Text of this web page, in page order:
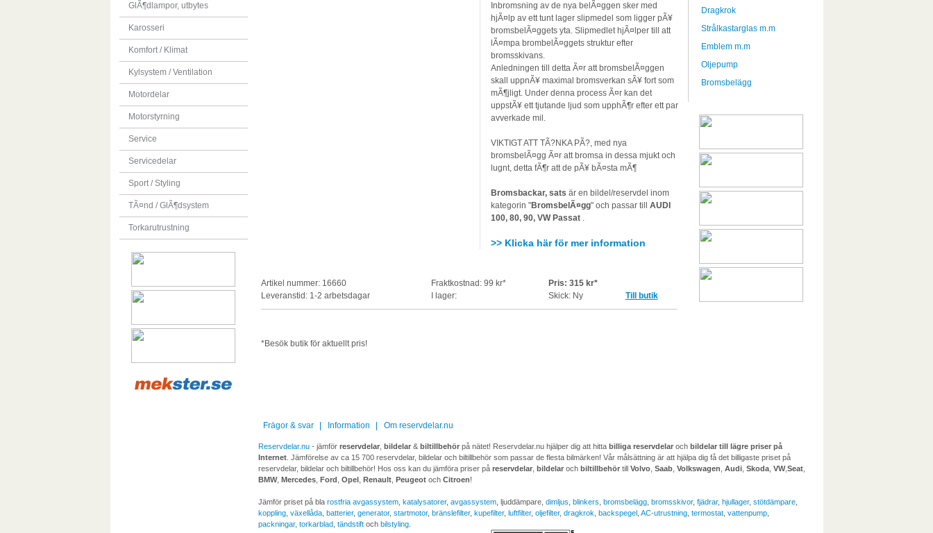
GlÃ¶dlampor, utbytes
Karosseri
Komfort / Klimat
Kylsystem / Ventilation
Motordelar
Motorstyrning
Service
Servicedelar
Sport / Styling
TÃ¤nd / GlÃ¶dsystem
Torkarutrustning
Inbromsning av de nya belÃ¤ggen sker med
hjÃ¤lp av ett tunt lager slipmedel som ligger pÃ¥
bromsbelÃ¤ggets yta. Slipmedlet hjÃ¤lper till att
lÃ¤mpa brombelÃ¤ggets struktur efter
bromsskivans.
Anledningen till detta Ã¤r att bromsbelÃ¤ggen
skall uppnÃ¥ maximal bromsverkan sÃ¥ fort som
mÃ¶jligt. Under denna process Ã¤r kan det
uppstÃ¥ ett tjutande ljud som upphÃ¶r efter ett par
avverkade mil.
VIKTIGT ATT TÃ?NKA PÃ?, med nya
bromsbelÃ¤gg Ã¤r att bromsa in dessa mjukt och
lugnt, detta fÃ¶r att de pÃ¥ bÃ¤sta mÃ¶
Bromsbackar, sats är en bildel/reservdel inom
kategorin "BromsbelÃ¤gg" och passar till AUDI
100, 80, 90, VW Passat .
>> Klicka här för mer information
Artikel nummer: 16660
Leveranstid: 1-2 arbetsdagar
Fraktkostnad: 99 kr*
I lager:
Pris: 315 kr*
Skick: Ny
Till butik
*Besök butik för aktuellt pris!
Dragkrok
Strålkastarglas m.m
Emblem m.m
Oljepump
Bromsbelägg
Frågor & svar Information Om reservdelar.nu
Reservdelar.nu- jämför reservdelar, bildelar& biltillbehörpå nätet! Reservdelar.nu hjälper dig att hitta billiga reservdelaroch bildelar till lägre priser på
Internet. Jämförelse av ca 15 700 reservdelar, bildelar och biltillbehör som passar de flesta bilmärken! Vår målsättning är att hjälpa dig få det billigaste priset på
reservdelar, bildelar och biltillbehör! Hos oss kan du jämföra priser på reservdelar, bildelaroch biltillbehörtill Volvo, Saab, Volkswagen Audi, Skoda, VW,Seat,
BMW, Mercedes, Ford Opel, Renault, Peugeotoch Citroen!
Jämför priset på bla rostfria avgassystem, katalysatorer, avgassystem, ljuddämpare, dimljus blinkers bromsbelägg, bromsskivor, fjädrar, hjullager, stötdämpare,
koppling, växellåda, batterier, generator, startmotor, bränslefilter, kupefilter, luftfilter, oljefilter, dragkrok backspegel, AC-utrustning, termostat, vattenpump,
packningar, torkarblad, tändstiftoch bilstyling.